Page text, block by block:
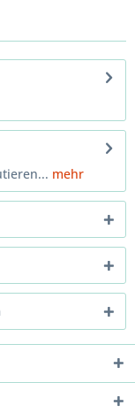
mehr